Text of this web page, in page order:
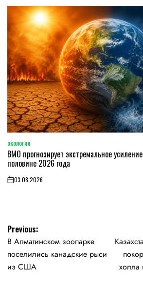
POSTED
IN
ЭКОЛОГИЯ
ВМО прогнозирует экстремальное
половине 2026 года
on03.08.2026
Навигация
по
записям
Previous:
В Алматинском зоопарке
поселились канадские рыси
из США